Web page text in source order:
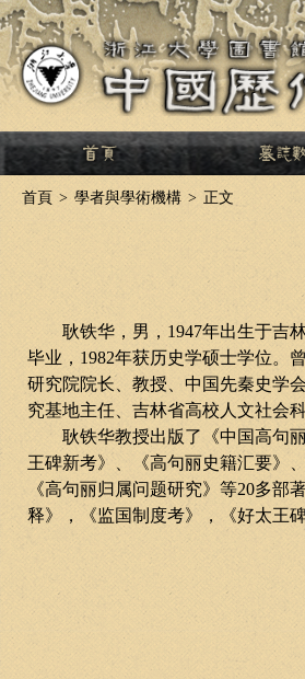
首頁 > 學者與學術機構 > 正文
耿铁华，男， 1947年出生于吉
毕业， 1982年获历史学硕士学位。
研究院院长、教授、中国先秦史学
究基地主任、吉林省高校人文社会
耿铁华教授出版了《中国高句
王碑新考》、《高句丽史籍汇要》
《高句丽归属问题研究》等20多部
释》，《监国制度考》，《好太王